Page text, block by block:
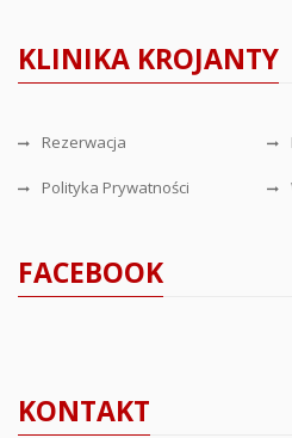
KLINIKA KROJANTY
Rezerwacja
Polityka Prywatności
FACEBOOK
KONTAKT